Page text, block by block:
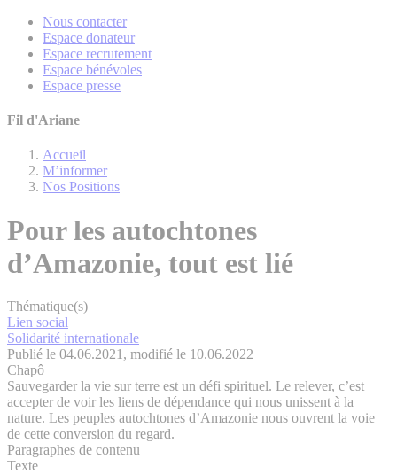
Nous contacter
Espace donateur
Espace recrutement
Espace bénévoles
Espace presse
Fil d'Ariane
Accueil
M’informer
Nos Positions
Pour les autochtones
d’Amazonie, tout est lié
Thématique(s)
Lien social
Solidarité internationale
Publié le 04.06.2021, modifié le 10.06.2022
Chapô
Sauvegarder la vie sur terre est un défi spirituel. Le relever, c’est
accepter de voir les liens de dépendance qui nous unissent à la
nature. Les peuples autochtones d’Amazonie nous ouvrent la voie
de cette conversion du regard.
Paragraphes de contenu
Texte